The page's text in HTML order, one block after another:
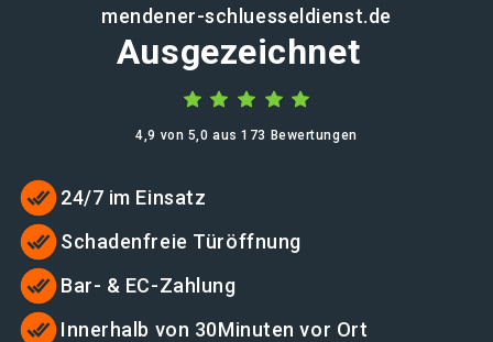
mendener-schluesseldienst.de
Ausgezeichnet
4,9 von 5,0 aus 173 Bewertungen
24/7 im Einsatz
Schadenfreie Türöffnung
Bar- & EC-Zahlung
Innerhalb von 30Minuten vor Ort